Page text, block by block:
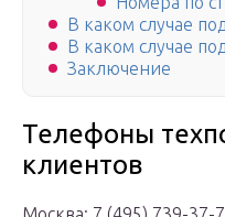
В каком случае
В каком случае
Заключение
Телефоны
клиентов